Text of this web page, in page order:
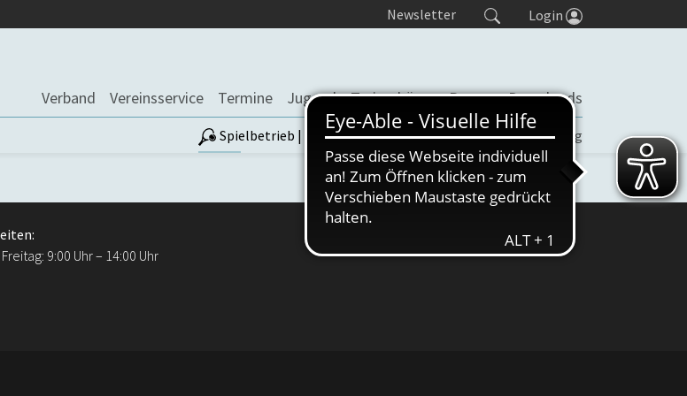
Newsletter Login
Verband Vereinsservice Termine Jugend Trainerbörse Presse Downloads
Spielbetrieb | TORP Turniere Seminaranmeldung
9:00 Uhr – 14:00 Uhr